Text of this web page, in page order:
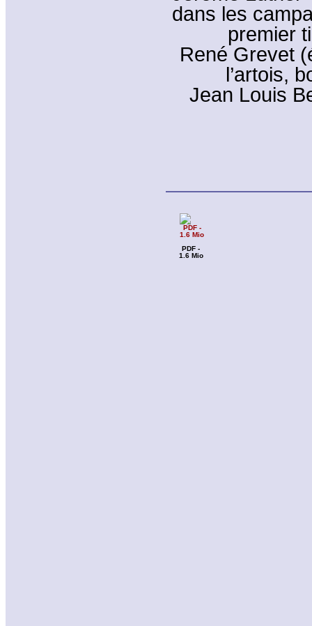
dans les
premier
René Grevet
l’artois,
Jean Louis
PDF -
1.6 Mio